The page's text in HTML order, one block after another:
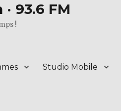
93.6 FM
!
Studio Mobile